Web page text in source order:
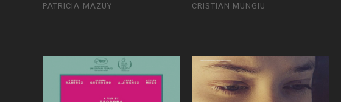
PATRICIA MAZUY CRISTIAN MUNGIU